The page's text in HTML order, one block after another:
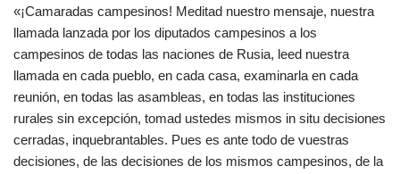
«¡Camaradas campesinos! Meditad nuestro mensaje, nuestra
llamada lanzada por los diputados campesinos a los
campesinos de todas las naciones de Rusia, leed nuestra
llamada en cada pueblo, en cada casa, examinarla en cada
reunión, en todas las asambleas, en todas las instituciones
rurales sin excepción, tomad ustedes mismos in situ decisiones
cerradas, inquebrantables. Pues es ante todo de vuestras
decisiones, de las decisiones de los mismos campesinos, de la